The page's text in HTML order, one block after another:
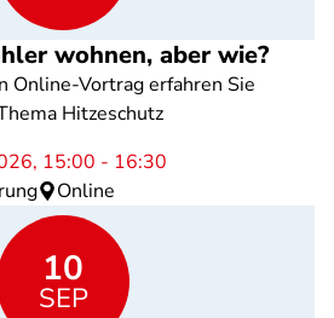
wohnen, aber wie?
Online-Vortrag erfahren Sie
Hitzeschutz
15:00 - 16:30
Online
10
SEP